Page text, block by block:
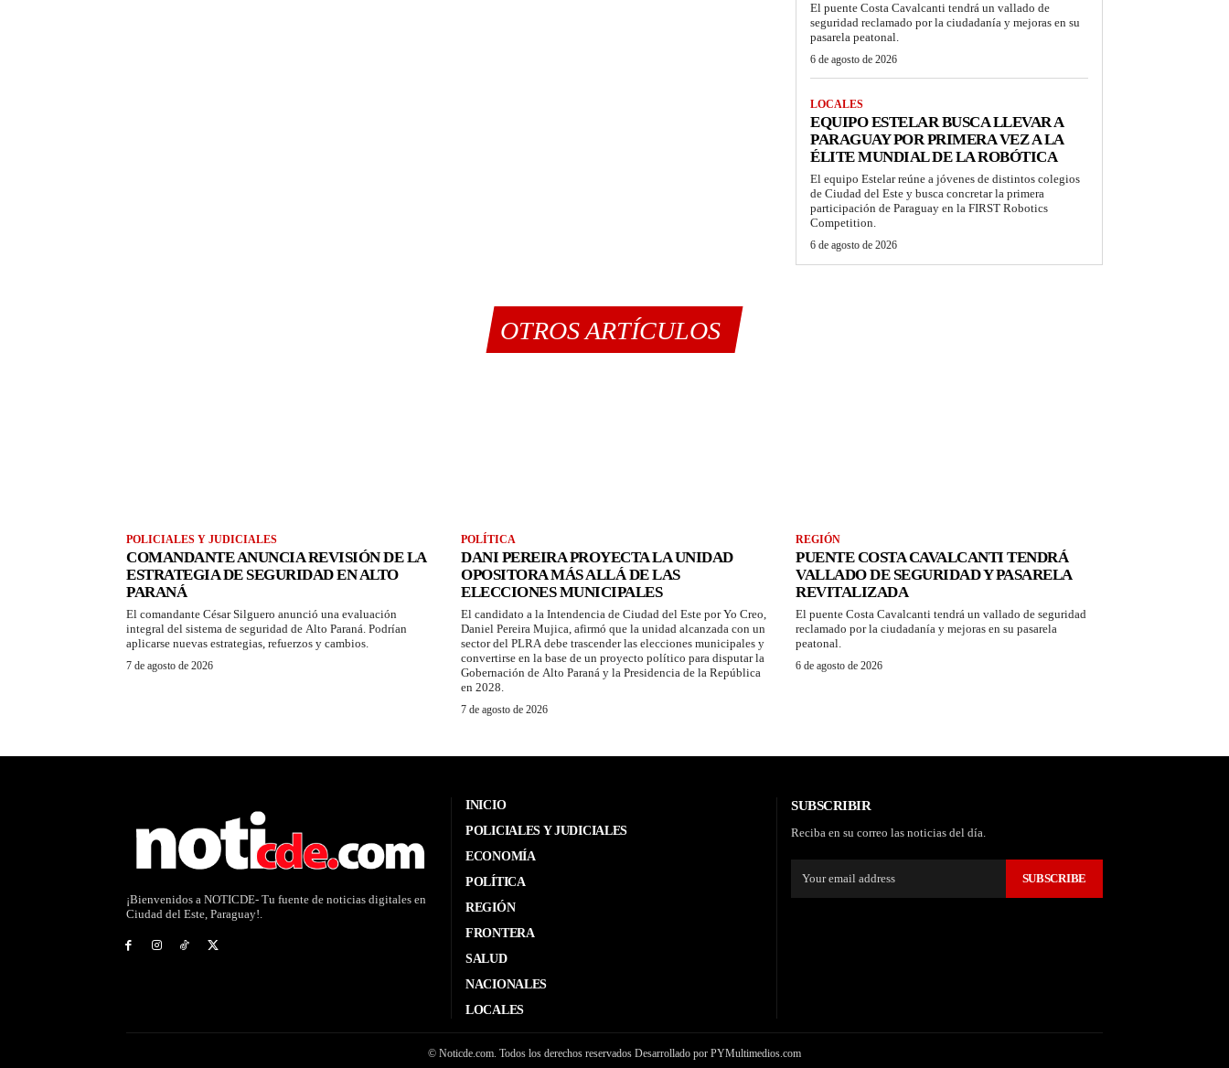
El puente Costa Cavalcanti tendrá un vallado de
seguridad reclamado por la ciudadanía y mejoras en su
pasarela peatonal.
6 de agosto de 2026
LOCALES
EQUIPO ESTELAR BUSCA LLEVAR A
PARAGUAY POR PRIMERA VEZ A LA
ÉLITE MUNDIAL DE LA ROBÓTICA
El equipo Estelar reúne a jóvenes de distintos colegios
de Ciudad del Este y busca concretar la primera
participación de Paraguay en la FIRST Robotics
Competition.
6 de agosto de 2026
OTROS ARTÍCULOS
POLICIALES Y JUDICIALES
COMANDANTE ANUNCIA REVISIÓN DE LA
ESTRATEGIA DE SEGURIDAD EN ALTO
PARANÁ
El comandante César Silguero anunció una evaluación
integral del sistema de seguridad de Alto Paraná. Podrían
aplicarse nuevas estrategias, refuerzos y cambios.
7 de agosto de 2026
POLÍTICA
DANI PEREIRA PROYECTA LA UNIDAD
OPOSITORA MÁS ALLÁ DE LAS
ELECCIONES MUNICIPALES
El candidato a la Intendencia de Ciudad del Este por Yo Creo,
Daniel Pereira Mujica, afirmó que la unidad alcanzada con un
sector del PLRA debe trascender las elecciones municipales y
convertirse en la base de un proyecto político para disputar la
Gobernación de Alto Paraná y la Presidencia de la República
en 2028.
7 de agosto de 2026
REGIÓN
PUENTE COSTA CAVALCANTI TENDRÁ
VALLADO DE SEGURIDAD Y PASARELA
REVITALIZADA
El puente Costa Cavalcanti tendrá un vallado de seguridad
reclamado por la ciudadanía y mejoras en su pasarela
peatonal.
6 de agosto de 2026
¡Bienvenidos a NOTICDE- Tu fuente de noticias digitales en
Ciudad del Este, Paraguay!.
INICIO
POLICIALES Y JUDICIALES
ECONOMÍA
POLÍTICA
REGIÓN
FRONTERA
SALUD
NACIONALES
LOCALES
SUBSCRIBIR
Reciba en su correo las noticias del día.
SUBSCRIBE
© Noticde.com. Todos los derechos reservados Desarrollado por PYMultimedios.com